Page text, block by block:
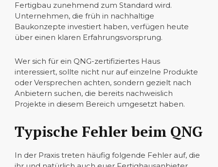
Fertigbau zunehmend zum Standard wird.
Unternehmen, die früh in nachhaltige
Baukonzepte investiert haben, verfügen heute
über einen klaren Erfahrungsvorsprung.
Wer sich für ein QNG-zertifiziertes Haus
interessiert, sollte nicht nur auf einzelne Produkte
oder Versprechen achten, sondern gezielt nach
Anbietern suchen, die bereits nachweislich
Projekte in diesem Bereich umgesetzt haben.
Typische Fehler beim QNG
In der Praxis treten häufig folgende Fehler auf, die